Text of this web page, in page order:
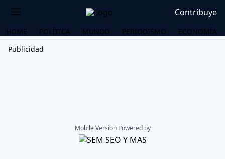
Contribuye
HOME POLÍTICA MUNDO PERIODISMO
ECONOMÍA
Publicidad
Mobile Version Powered by